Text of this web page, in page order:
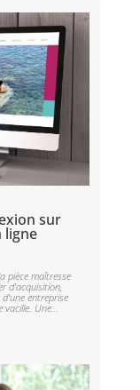
sur
ligne
pièce maîtresse
d'acquisition,
entreprise
Une...